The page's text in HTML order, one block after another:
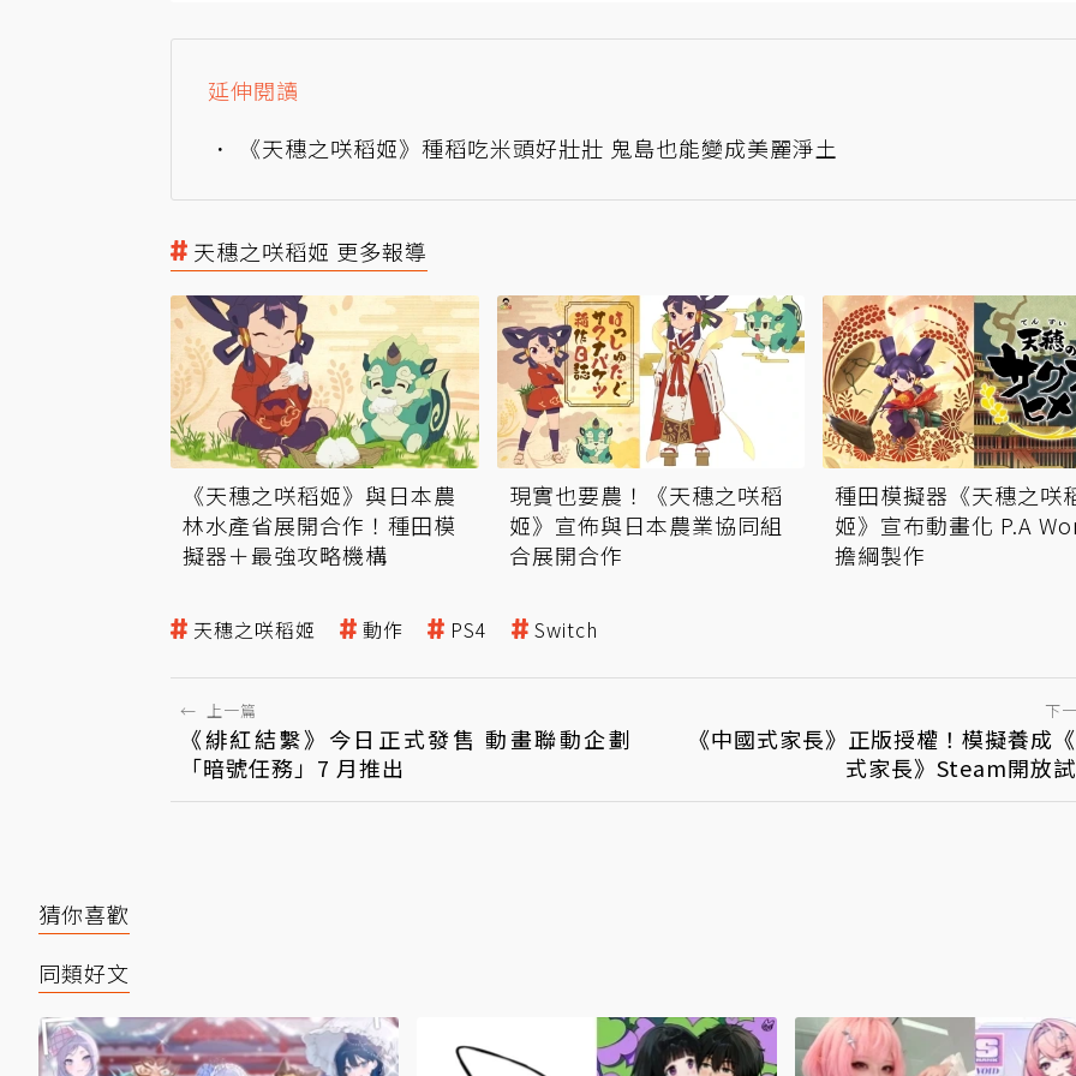
延伸閱讀
《天穗之咲稻姬》種稻吃米頭好壯壯 鬼島也能變成美麗淨土
天穗之咲稻姬 更多報導
《天穗之咲稻姬》與日本農
林水產省展開合作！種田模
擬器＋最強攻略機構
現實也要農！《天穗之咲稻
姬》宣佈與日本農業協同組
合展開合作
種田模擬器《天穗之咲
姬》宣布動畫化 P.A
擔綱製作
天穗之咲稻姬 動作 PS4 Switch
← 上一篇
《緋紅結繫》今日正式發售 動畫聯動企劃
「暗號任務」7 月推出
下
《中國式家長》正版授權！模擬養成
式家長》Steam開放
猜你喜歡
同類好文